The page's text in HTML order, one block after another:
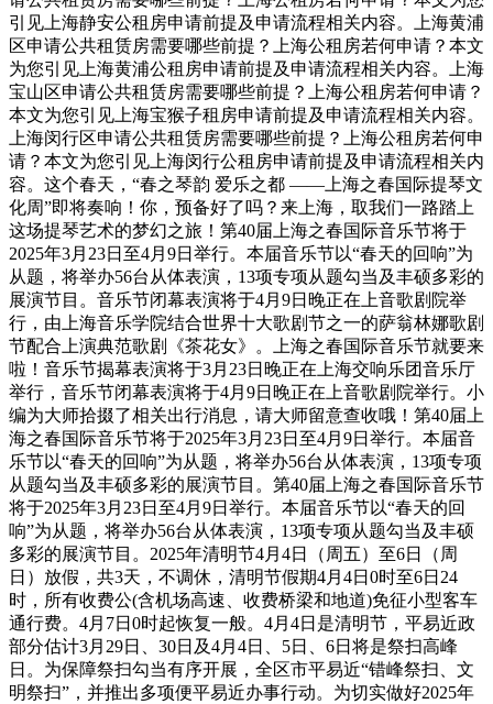
引见上海静安公租房申请前提及申请流程相关内容。上海黄浦
区申请公共租赁房需要哪些前提？上海公租房若何申请？本文
为您引见上海黄浦公租房申请前提及申请流程相关内容。上海
宝山区申请公共租赁房需要哪些前提？上海公租房若何申请？
本文为您引见上海宝猴子租房申请前提及申请流程相关内容。
上海闵行区申请公共租赁房需要哪些前提？上海公租房若何申
请？本文为您引见上海闵行公租房申请前提及申请流程相关内
容。这个春天，“春之琴韵 爱乐之都 ——上海之春国际提琴文
化周”即将奏响！你，预备好了吗？来上海，取我们一路踏上
这场提琴艺术的梦幻之旅！第40届上海之春国际音乐节将于
2025年3月23日至4月9日举行。本届音乐节以“春天的回响”为
从题，将举办56台从体表演，13项专项从题勾当及丰硕多彩的
展演节目。音乐节闭幕表演将于4月9日晚正在上音歌剧院举
行，由上海音乐学院结合世界十大歌剧节之一的萨翁林娜歌剧
节配合上演典范歌剧《茶花女》。上海之春国际音乐节就要来
啦！音乐节揭幕表演将于3月23日晚正在上海交响乐团音乐厅
举行，音乐节闭幕表演将于4月9日晚正在上音歌剧院举行。小
编为大师拾掇了相关出行消息，请大师留意查收哦！第40届上
海之春国际音乐节将于2025年3月23日至4月9日举行。本届音
乐节以“春天的回响”为从题，将举办56台从体表演，13项专项
从题勾当及丰硕多彩的展演节目。第40届上海之春国际音乐节
将于2025年3月23日至4月9日举行。本届音乐节以“春天的回
响”为从题，将举办56台从体表演，13项专项从题勾当及丰硕
多彩的展演节目。2025年清明节4月4日（周五）至6日（周
日）放假，共3天，不调休，清明节假期4月4日0时至6日24
时，所有收费公(含机场高速、收费桥梁和地道)免征小型客车
通行费。4月7日0时起恢复一般。4月4日是清明节，平易近政
部分估计3月29日、30日及4月4日、5日、6日将是祭扫高峰
日。为保障祭扫勾当有序开展，全区市平易近“错峰祭扫、文
明祭扫”，并推出多项便平易近办事行动。为切实做好2025年